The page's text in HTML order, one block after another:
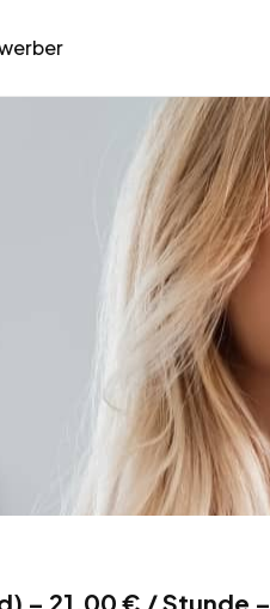
– 21,00 € / Stunde –